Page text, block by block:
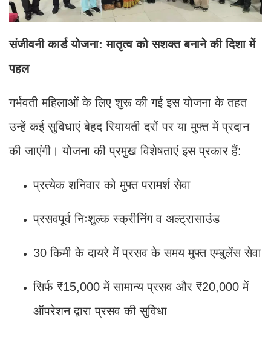
संजीवनी कार्ड योजना: मातृत्व को सशक्त बनाने की दिशा में
पहल
गर्भवती महिलाओं के लिए शुरू की गई इस योजना के तहत
उन्हें कई सुविधाएं बेहद रियायती दरों पर या मुफ्त में प्रदान
की जाएंगी। योजना की प्रमुख विशेषताएं इस प्रकार हैं:
प्रत्येक शनिवार को मुफ्त परामर्श सेवा
प्रसवपूर्व निःशुल्क स्क्रीनिंग व अल्ट्रासाउंड
30 किमी के दायरे में प्रसव के समय मुफ्त एम्बुलेंस सेवा
सिर्फ ₹15,000 में सामान्य प्रसव और ₹20,000 में
ऑपरेशन द्वारा प्रसव की सुविधा